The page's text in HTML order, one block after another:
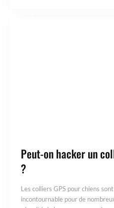
Peut-on hacker un
?
Les colliers GPS pour chiens
incontournable pour de